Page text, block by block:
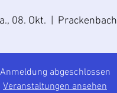
08. Okt. Prackenbach
Anmeldung abgeschlossen
Veranstaltungen ansehen